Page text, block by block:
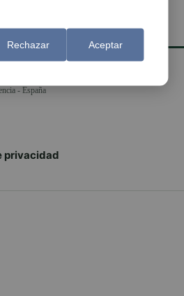
- España
privacidad
Rechazar Aceptar